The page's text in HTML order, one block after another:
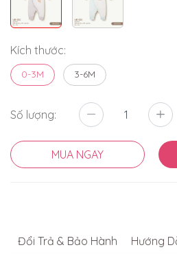
Kích thước:
0-3M 3-6M
Số lượng:
MUA NGAY
Đổi Trả & Bảo Hành Hướng